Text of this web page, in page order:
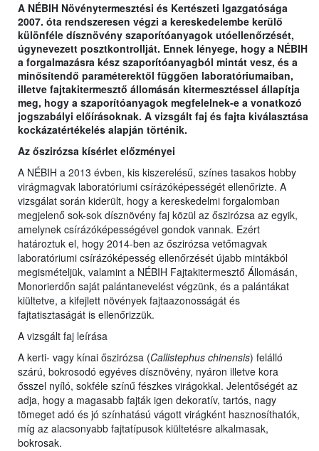
A NÉBIH Növénytermesztési és Kertészeti Igazgatósága
2007. óta rendszeresen végzi a kereskedelembe kerülő
különféle dísznövény szaporítóanyagok utóellenőrzését,
úgynevezett posztkontrollját. Ennek lényege, hogy a NÉBIH
a forgalmazásra kész szaporítóanyagból mintát vesz, és a
minősítendő paraméterektől függően laboratóriumaiban,
illetve fajtakitermesztő állomásán kitermesztéssel állapítja
meg, hogy a szaporítóanyagok megfelelnek-e a vonatkozó
jogszabályi előírásoknak. A vizsgált faj és fajta kiválasztása
kockázatértékelés alapján történik.
Az őszirózsa kísérlet előzményei
A NÉBIH a 2013 évben, kis kiszerelésű, színes tasakos hobby
virágmagvak laboratóriumi csírázóképességét ellenőrizte. A
vizsgálat során kiderült, hogy a kereskedelmi forgalomban
megjelenő sok-sok dísznövény faj közül az őszirózsa az egyik,
amelynek csírázóképességével gondok vannak. Ezért
határoztuk el, hogy 2014-ben az őszirózsa vetőmagvak
laboratóriumi csírázóképesség ellenőrzését újabb mintákból
megismételjük, valamint a NÉBIH Fajtakitermesztő Állomásán,
Monorierdőn saját palántanevelést végzünk, és a palántákat
kiültetve, a kifejlett növények fajtaazonosságát és
fajtatisztaságát is ellenőrizzük.
A vizsgált faj leírása
A kerti- vagy kínai őszirózsa (Callistephus chinensis) felálló
szárú, bokrosodó egyéves dísznövény, nyáron illetve kora
ősszel nyíló, sokféle színű fészkes virágokkal. Jelentőségét az
adja, hogy a magasabb fajták igen dekoratív, tartós, nagy
tömeget adó és jó színhatású vágott virágként hasznosíthatók,
míg az alacsonyabb fajtatípusok kiültetésre alkalmasak,
bokrosak.